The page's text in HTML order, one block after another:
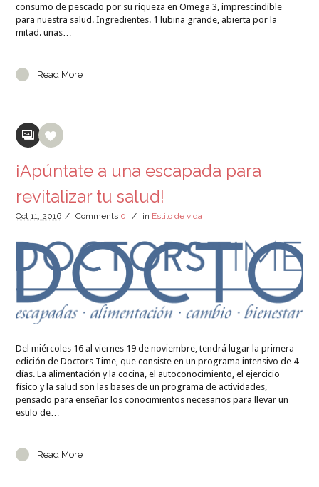
consumo de pescado por su riqueza en Omega 3, imprescindible
para nuestra salud. Ingredientes. 1 lubina grande, abierta por la
mitad. unas…
Read More
¡Apúntate a una escapada para
revitalizar tu salud!
Oct11, 2016 / Comments 0 / in Estilo de vida
Del miércoles 16 al viernes 19 de noviembre, tendrá lugar la primera
edición de Doctors Time, que consiste en un programa intensivo de 4
días. La alimentación y la cocina, el autoconocimiento, el ejercicio
físico y la salud son las bases de un programa de actividades,
pensado para enseñar los conocimientos necesarios para llevar un
estilo de…
Read More